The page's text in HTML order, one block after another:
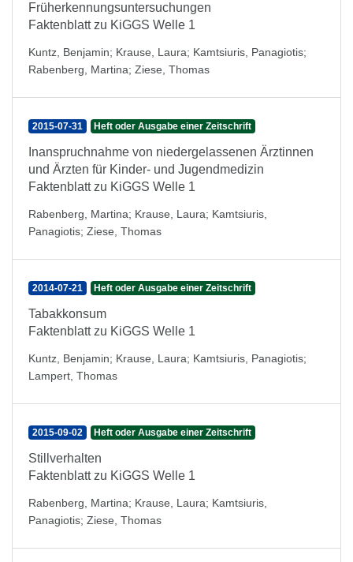
Früherkennungsuntersuchungen
Faktenblatt zu KiGGS Welle 1
Kuntz, Benjamin; Krause, Laura; Kamtsiuris, Panagiotis;
Rabenberg, Martina; Ziese, Thomas
2015-07-31 Heft oder Ausgabe einer Zeitschrift
Inanspruchnahme von niedergelassenen Ärztinnen
und Ärzten für Kinder- und Jugendmedizin
Faktenblatt zu KiGGS Welle 1
Rabenberg, Martina; Krause, Laura; Kamtsiuris,
Panagiotis; Ziese, Thomas
2014-07-21 Heft oder Ausgabe einer Zeitschrift
Tabakkonsum
Faktenblatt zu KiGGS Welle 1
Kuntz, Benjamin; Krause, Laura; Kamtsiuris, Panagiotis;
Lampert, Thomas
2015-09-02 Heft oder Ausgabe einer Zeitschrift
Stillverhalten
Faktenblatt zu KiGGS Welle 1
Rabenberg, Martina; Krause, Laura; Kamtsiuris,
Panagiotis; Ziese, Thomas